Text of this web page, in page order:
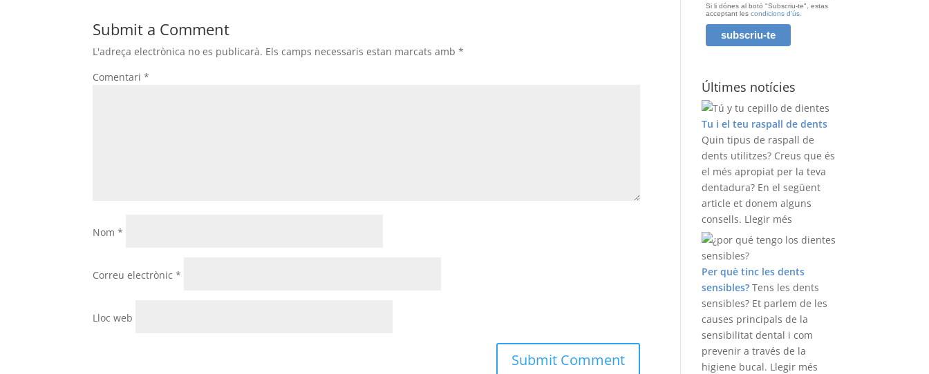
Submit a Comment
L'adreça electrònica no es publicarà. Els camps necessaris estan marcats amb*
Comentari*
Nom*
Correu electrònic*
Lloc web
Si li dónes al botó "Subscriu-te", estas
acceptant les condicions d'ús.
Últimes notícies
Tu i el teu raspall de dents
Quin tipus de raspall de
dents utilitzes? Creus que és
el més apropiat per la teva
dentadura? En el següent
article et donem alguns
consells. Llegir més
Per què tinc les dents
sensibles? Tens les dents
sensibles? Et parlem de les
causes principals de la
sensibilitat dental i com
prevenir a través de la
higiene bucal. Llegir més